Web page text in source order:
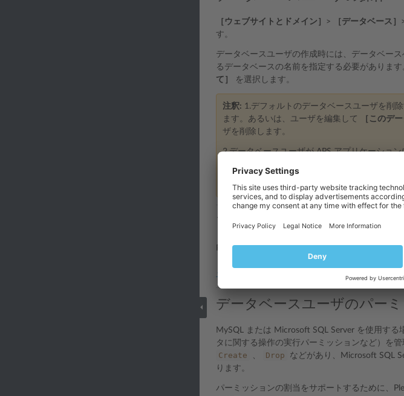
［ウェブサイトとドメイン］ > ［データベース］
す。
データベースユーザの作成時には、データベー
るデータベースの名前を指定する必要があります
て］
を選択します。
注釈: 1.デフォルトのデータベースユーザを削
ます。あるいは、ユーザを編集して
［このデ
ザを削除します。
2.データベースユーザが APS アプリケーショ
データベースユーザのパスワードは、長さを
アクセス制御
Plesk 12.0 以降では、データベースへのリモー
したりすることができます。このアクセス設定
タムアクセスルールをセットアップする
データベースユーザのパー
MySQL または Microsoft SQL Server を使用す
タに関する操作の実行パーミッションなど）を
Create 、 Drop などがあり、Microsoft SQL
ります。
パーミッションの割当をサポートするために、